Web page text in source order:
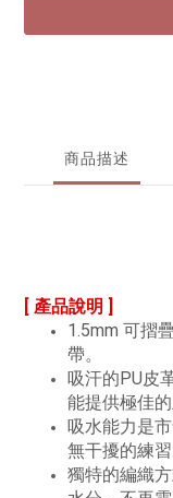
商品描述
[ 產品說明 ]
1.5mm 可摺
帶。
吸汗的PU皮
能提供極佳的
吸水能力是
無干擾的練習
獨特的編織